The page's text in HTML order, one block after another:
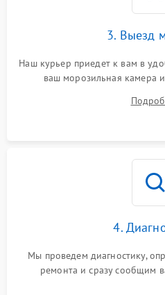
3. Выезд
Наш курьер приедет к вам в
ваш морозильная камера
4.
Мы проведем диагностику,
ремонта и сразу сообщим